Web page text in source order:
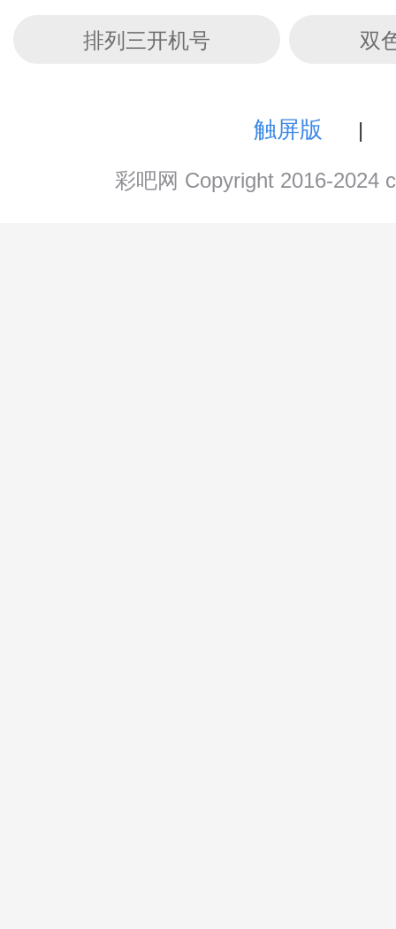
排列三开机号 双
触屏版 |
彩吧网 Copyright 2016-2024